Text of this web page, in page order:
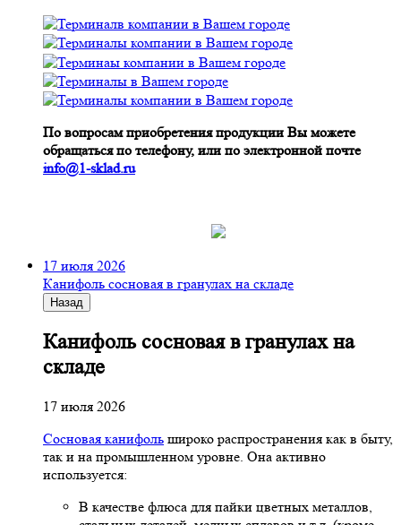
По вопросам приобретения продукции Вы можете
обращаться по телефону, или по электронной почте
info@1-sklad.ru
17 июля 2026
Канифоль сосновая в гранулах на складе
Назад
Канифоль сосновая в гранулах на
складе
17 июля 2026
Сосновая канифоль широко распространения как в быту,
так и на промышленном уровне. Она активно
используется:
В качестве флюса для пайки цветных металлов,